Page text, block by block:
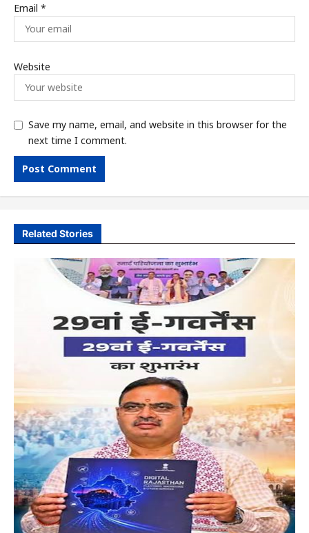
Email *
Website
Save my name, email, and website in this browser for the
next time I comment.
Related Stories